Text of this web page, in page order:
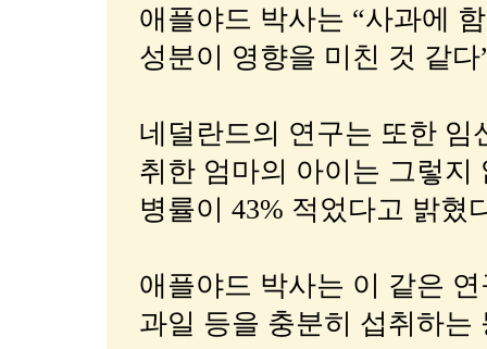
애플야드 박사는 “사과에
성분이 영향을 미친 것 같
네덜란드의 연구는 또한 임
취한 엄마의 아이는 그렇지
병률이 43% 적었다고 밝혔
애플야드 박사는 이 같은
과일 등을 충분히 섭취하는